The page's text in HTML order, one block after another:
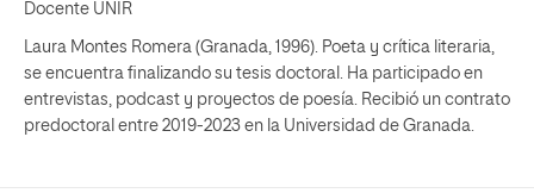
Docente UNIR
Laura Montes Romera (Granada, 1996). Poeta y crítica literaria,
se encuentra finalizando su tesis doctoral. Ha participado en
entrevistas, podcast y proyectos de poesía. Recibió un contrato
predoctoral entre 2019-2023 en la Universidad de Granada.